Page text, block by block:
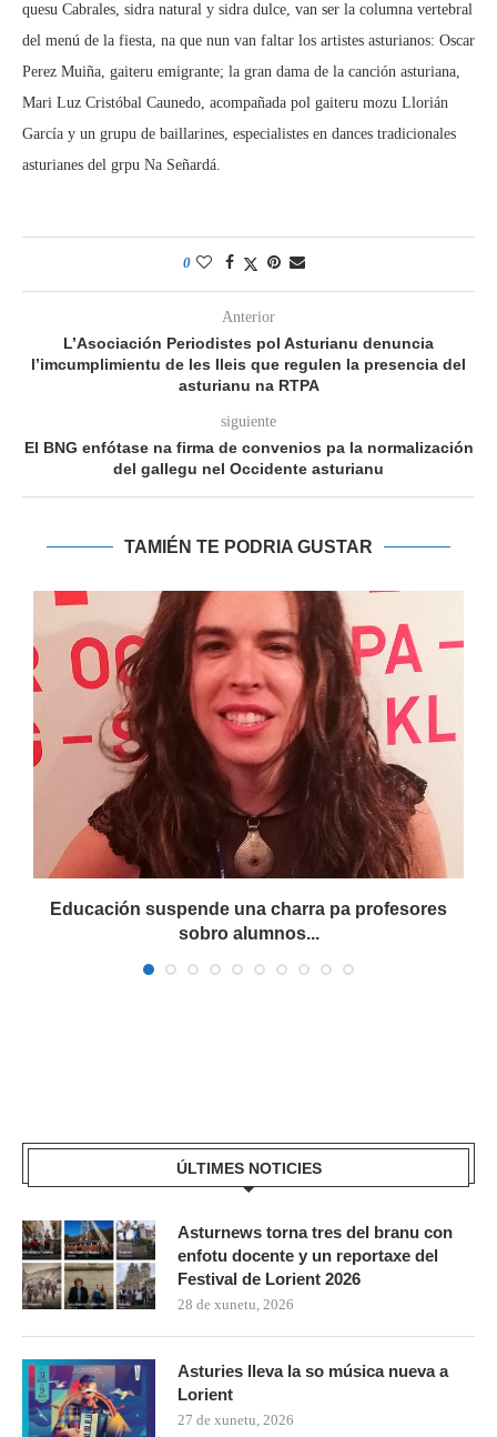
quesu Cabrales, sidra natural y sidra dulce, van ser la columna vertebral
del menú de la fiesta, na que nun van faltar los artistes asturianos: Oscar
Perez Muiña, gaiteru emigrante; la gran dama de la canción asturiana,
Mari Luz Cristóbal Caunedo, acompañada pol gaiteru mozu Llorián
García y un grupu de baillarines, especialistes en dances tradicionales
asturianes del grpu Na Señardá.
0
Anterior
L’Asociación Periodistes pol Asturianu denuncia
l’imcumplimientu de les lleis que regulen la presencia del
asturianu na RTPA
siguiente
El BNG enfótase na firma de convenios pa la normalización
del gallegu nel Occidente asturianu
TAMIÉN TE PODRIA GUSTAR
Educación suspende una charra pa profesores
sobro alumnos...
ÚLTIMES NOTICIES
Asturnews torna tres del branu con
enfotu docente y un reportaxe del
Festival de Lorient 2026
28 de xunetu, 2026
Asturies lleva la so música nueva a
Lorient
27 de xunetu, 2026